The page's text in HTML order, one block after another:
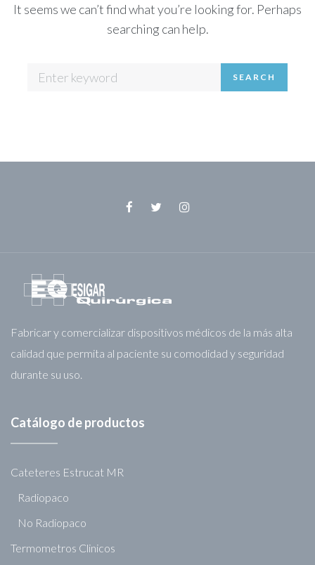
It seems we can’t find what you’re looking for. Perhaps
searching can help.
Search
SEARCH
Fabricar y comercializar dispositivos médicos de la más alta
calidad que permita al paciente su comodidad y seguridad
durante su uso.
Catálogo de productos
Cateteres Estrucat MR
Radiopaco
No Radiopaco
Termometros Clinicos